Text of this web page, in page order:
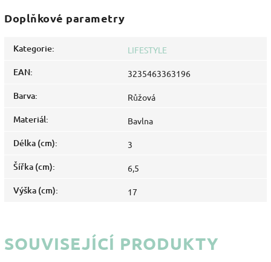
Doplňkové parametry
Kategorie: LIFESTYLE
EAN: 3235463363196
Barva: Růžová
Materiál: Bavlna
Délka (cm): 3
Šířka (cm): 6,5
Výška (cm): 17
SOUVISEJÍCÍ PRODUKTY